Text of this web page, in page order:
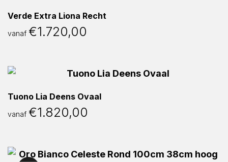
Verde Extra Liona Recht
vanaf €1.720,00
Tuono Lia Deens Ovaal
vanaf €1.820,00